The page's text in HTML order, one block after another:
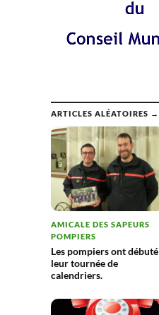
ARTICLES ALÉATOIRES →
AMICALE DES SAPEURS
POMPIERS
Les pompiers ont débuté
leur tournée de
calendriers.